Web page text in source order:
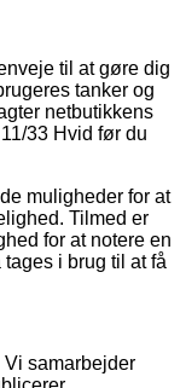
til at gøre dig
tanker og
netbutikkens
33 Hvid før du
muligheder for at
Tilmed er
for at notere en
i brug til at få
Vi samarbejder